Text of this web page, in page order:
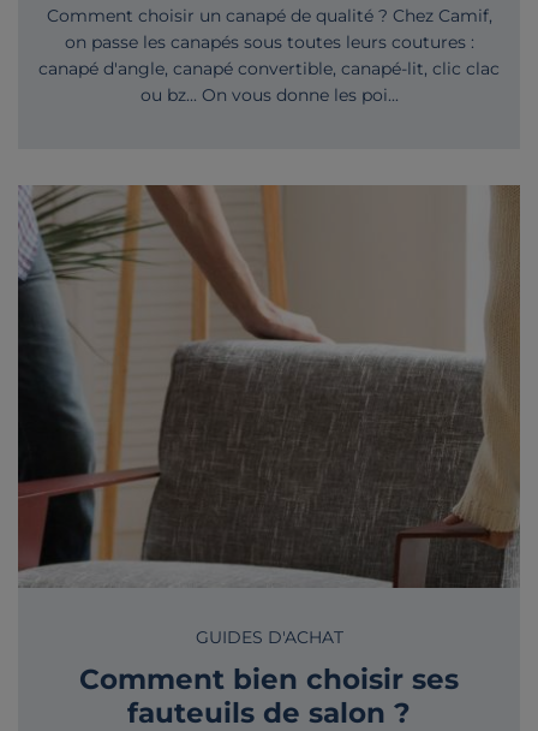
Comment choisir un canapé de qualité ? Chez Camif,
on passe les canapés sous toutes leurs coutures :
canapé d'angle, canapé convertible, canapé-lit, clic clac
ou bz... On vous donne les poi...
GUIDES D'ACHAT
Comment bien choisir ses
fauteuils de salon ?